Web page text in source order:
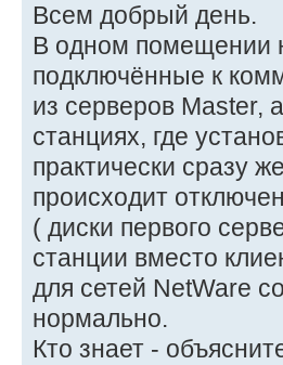
Всем добрый день.
В одном помещении
подключённые к
из серверов Master,
станциях, где
практически сразу
происходит
( диски первого
станции вместо
для сетей NetWare
нормально.
Кто знает -